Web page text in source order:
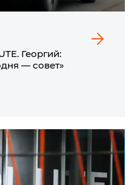
Георгий:
— совет»